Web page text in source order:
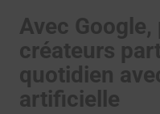
Avec
créateurs
quotidien
artificielle